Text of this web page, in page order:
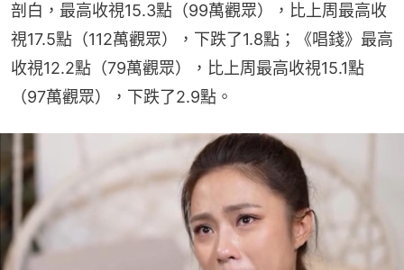
剖白，最高收視15.3點（99萬觀眾），比上周最高收
視17.5點（112萬觀眾），下跌了1.8點；《唱錢》最高
收視12.2點（79萬觀眾），比上周最高收視15.1點
（97萬觀眾），下跌了2.9點。